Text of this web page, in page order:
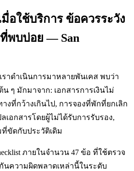
อใช้บริการ ข้อควรระวัง
พบบ่อย — San
เราดำเนินการมาหลายพันเคส พบว่า
ๆ มักมาจาก: เอกสารการเงินไม่
งที่กว้างเกินไป, การจองที่พักที่ยกเลิก
อกสารโดยผู้ไม่ได้รับการรับรอง,
ขัดกับประวัติเดิม
ภายในจำนวน 47 ข้อ ที่ใช้ตรวจ
นความผิดพลาดเหล่านี้ในระดับ